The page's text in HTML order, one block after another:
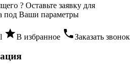
? Оставьте заявку для
под Ваши параметры
starВ избранное phoneЗаказать звонок